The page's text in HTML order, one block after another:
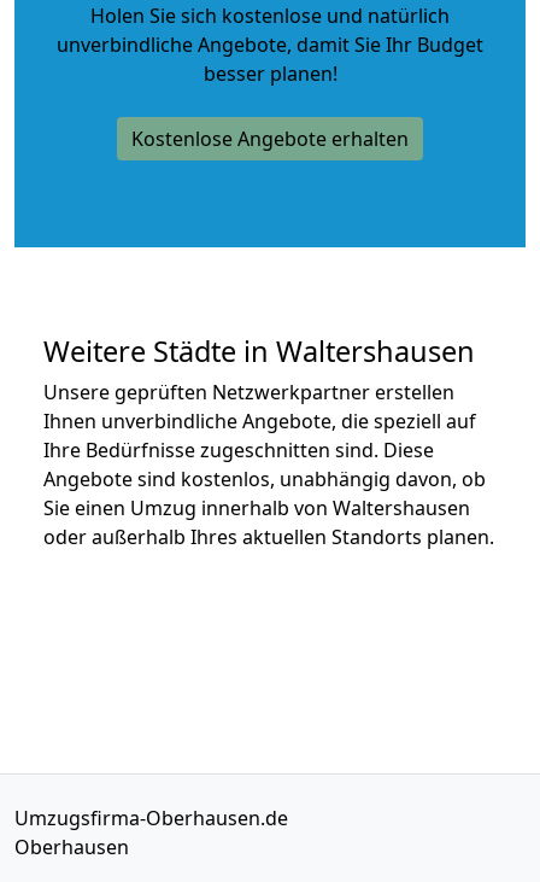
Holen Sie sich kostenlose und natürlich
unverbindliche Angebote, damit Sie Ihr Budget
besser planen!
Kostenlose Angebote erhalten
Weitere Städte in Waltershausen
Unsere geprüften Netzwerkpartner erstellen
Ihnen unverbindliche Angebote, die speziell auf
Ihre Bedürfnisse zugeschnitten sind. Diese
Angebote sind kostenlos, unabhängig davon, ob
Sie einen Umzug innerhalb von Waltershausen
oder außerhalb Ihres aktuellen Standorts planen.
Umzugsfirma-Oberhausen.de
Oberhausen